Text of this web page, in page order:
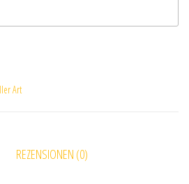
Art
REZENSIONEN (0)